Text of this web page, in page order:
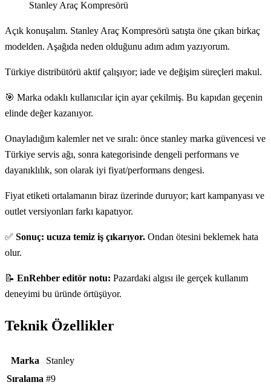
Stanley Araç Kompresörü
Açık konuşalım. Stanley Araç Kompresörü satışta öne çıkan birkaç
modelden. Aşağıda neden olduğunu adım adım yazıyorum.
Türkiye distribütörü aktif çalışıyor; iade ve değişim süreçleri makul.
🎯 Marka odaklı kullanıcılar için ayar çekilmiş. Bu kapıdan geçenin
elinde değer kazanıyor.
Onayladığım kalemler net ve sıralı: önce stanley marka güvencesi ve
Türkiye servis ağı, sonra kategorisinde dengeli performans ve
dayanıklılık, son olarak iyi fiyat/performans dengesi.
Fiyat etiketi ortalamanın biraz üzerinde duruyor; kart kampanyası ve
outlet versiyonları farkı kapatıyor.
✅ Sonuç: ucuza temiz iş çıkarıyor. Ondan ötesini beklemek hata
olur.
📝 EnRehber editör notu: Pazardaki algısı ile gerçek kullanım
deneyimi bu üründe örtüşüyor.
Teknik Özellikler
Teknik özellikler
Marka
Stanley
Sıralama #9